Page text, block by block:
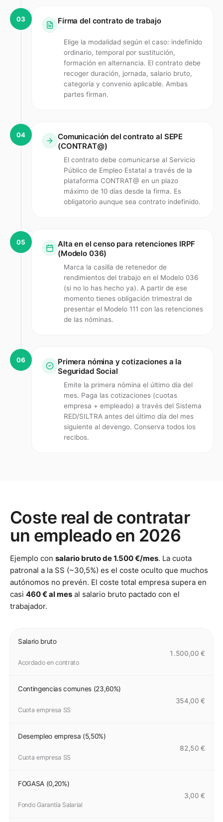
03 Firma del contrato de trabajo
Elige la modalidad según el caso: indefinido
ordinario, temporal por sustitución,
formación en alternancia. El contrato debe
recoger duración, jornada, salario bruto,
categoría y convenio aplicable. Ambas
partes firman.
04
Comunicación del contrato al SEPE
(CONTRAT@)
El contrato debe comunicarse al Servicio
Público de Empleo Estatal a través de la
plataforma CONTRAT@ en un plazo
máximo de 10 días desde la firma. Es
obligatorio aunque sea contrato indefinido.
05
Alta en el censo para retenciones IRPF
(Modelo 036)
Marca la casilla de retenedor de
rendimientos del trabajo en el Modelo 036
(si no lo has hecho ya). A partir de ese
momento tienes obligación trimestral de
presentar el Modelo 111 con las retenciones
de las nóminas.
06
Primera nómina y cotizaciones a la
Seguridad Social
Emite la primera nómina el último día del
mes. Paga las cotizaciones (cuotas
empresa + empleado) a través del Sistema
RED/SILTRA antes del último día del mes
siguiente al devengo. Conserva todos los
recibos.
Coste real de contratar
un empleado en 2026
Ejemplo con salario bruto de 1.500 €/mes. La cuota
patronal a la SS (~30,5%) es el coste oculto que muchos
autónomos no prevén. El coste total empresa supera en
casi 460 € al mes al salario bruto pactado con el
trabajador.
Salario bruto
1.500,00 €
Acordado en contrato
Contingencias comunes (23,60%)
354,00 €
Cuota empresa SS
Desempleo empresa (5,50%)
82,50 €
Cuota empresa SS
FOGASA (0,20%)
3,00 €
Fondo Garantía Salarial